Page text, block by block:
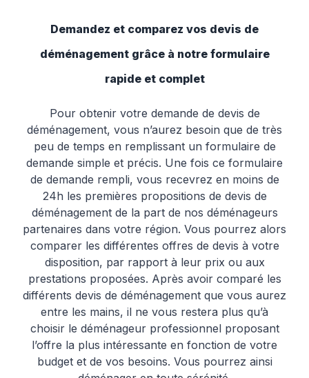
Demandez et comparez vos devis de
déménagement grâce à notre formulaire
rapide et complet
Pour obtenir votre demande de devis de
déménagement, vous n’aurez besoin que de très
peu de temps en remplissant un formulaire de
demande simple et précis. Une fois ce formulaire
de demande rempli, vous recevrez en moins de
24h les premières propositions de devis de
déménagement de la part de nos déménageurs
partenaires dans votre région. Vous pourrez alors
comparer les différentes offres de devis à votre
disposition, par rapport à leur prix ou aux
prestations proposées. Après avoir comparé les
différents devis de déménagement que vous aurez
entre les mains, il ne vous restera plus qu’à
choisir le déménageur professionnel proposant
l’offre la plus intéressante en fonction de votre
budget et de vos besoins. Vous pourrez ainsi